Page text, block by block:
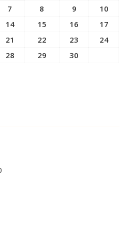
7 8 9
10
14 15 16
17
21 22 23
24
28 29 30